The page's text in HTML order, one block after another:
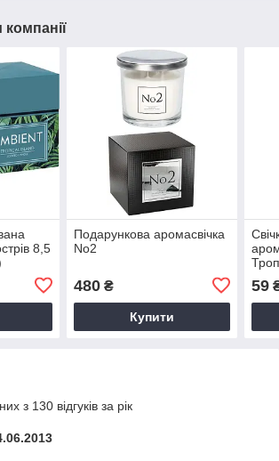
компанії
8,5
Подарункова аромасвічка
No2
480₴
Купити
59
з 130 відгуків за рік